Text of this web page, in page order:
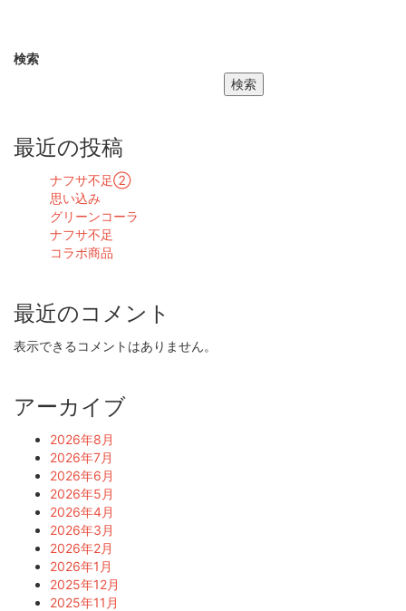
検索
検索
最近の投稿
ナフサ不足➁
思い込み
グリーンコーラ
ナフサ不足
コラボ商品
最近のコメント
表示できるコメントはありません。
アーカイブ
2026年8月
2026年7月
2026年6月
2026年5月
2026年4月
2026年3月
2026年2月
2026年1月
2025年12月
2025年11月